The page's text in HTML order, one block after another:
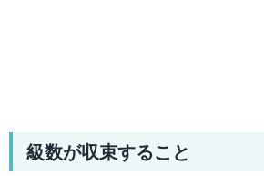
級数が収束すること